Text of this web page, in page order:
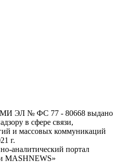
ЭЛ № ФС 77 - 80668 выдано
в сфере связи,
и массовых коммуникаций
г.
аналитический портал
MASHNEWS»